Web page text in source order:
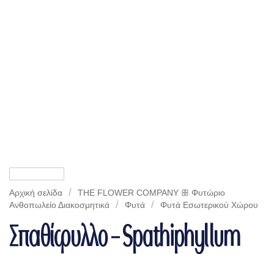
Αρχική σελίδα /
THE FLOWER COMPANY ꕥ Φυτώριο
Aνθοπωλείο Διακοσμητικά
/ Φυτά / Φυτά Eσωτερικού Xώρου
Σπαθίφυλλο – Spathiphyllum